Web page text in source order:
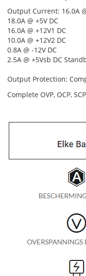
Output Current: 16.0A
18.0A @ +5V DC
16.0A @ +12V1 DC
10.0A @ +12V2 DC
0.8A @ -12V DC
2.5A @ +5Vsb DC
Output Protection:
Complete OVP, OCP,